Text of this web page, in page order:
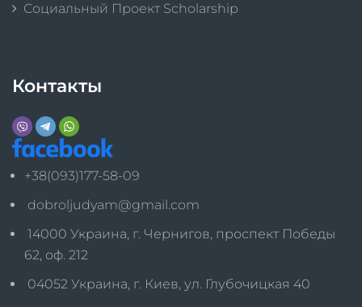
Социальный Проект Scholarship
Контакты
+38(093)177-58-09
dobroljudyam@gmail.com
14000 Украина, г. Чернигов, проспект Победы
62, оф. 212
04052 Украина, г. Киев, ул. Глубочицкая 40